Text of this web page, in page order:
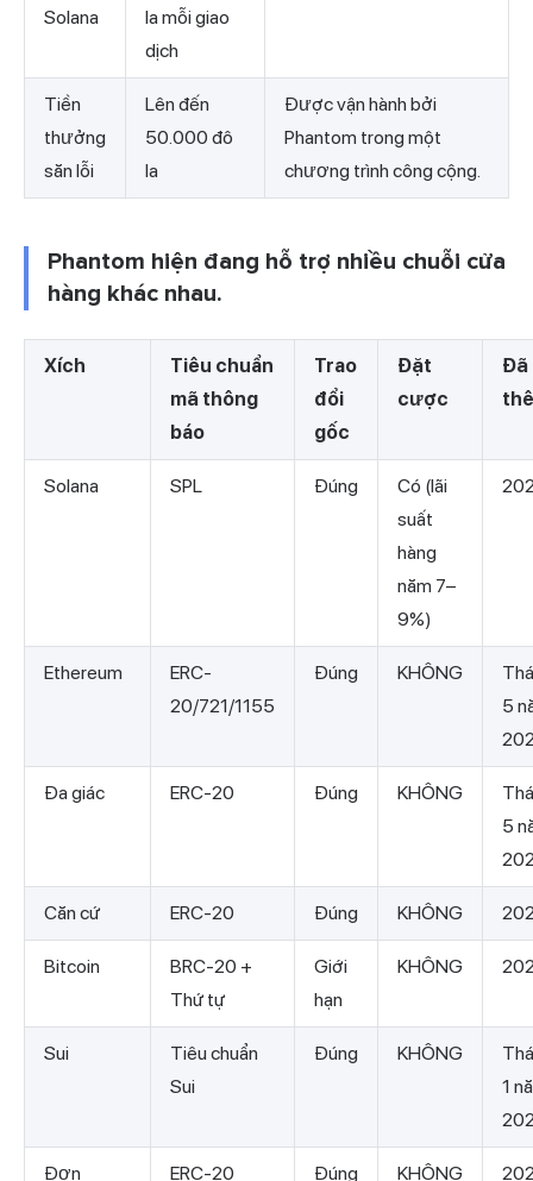
Solana
la mỗi giao
dịch
Tiền
thưởng
săn lỗi
Lên đến
50.000 đô
la
Được vận hành bởi
Phantom trong một
chương trình công cộng.
Phantom hiện đang hỗ trợ nhiều chuỗi cửa
hàng khác nhau.
Xích
Tiêu chuẩn
mã thông
báo
Trao
đổi
gốc
Đặt
cược
Đã
Solana SPL Đúng
Có (lãi
suất
hàng
năm 7–
9%)
Ethereum
ERC-
20/721/1155
Đúng KHÔNG
5
Đa giác ERC-20 Đúng KHÔNG
5
Căn cứ ERC-20 Đúng KHÔNG
Bitcoin
BRC-20 +
Thứ tự
Giới
hạn
KHÔNG
Sui
Tiêu chuẩn
Sui
Đúng KHÔNG
1
Đơn ERC-20 Đúng KHÔNG